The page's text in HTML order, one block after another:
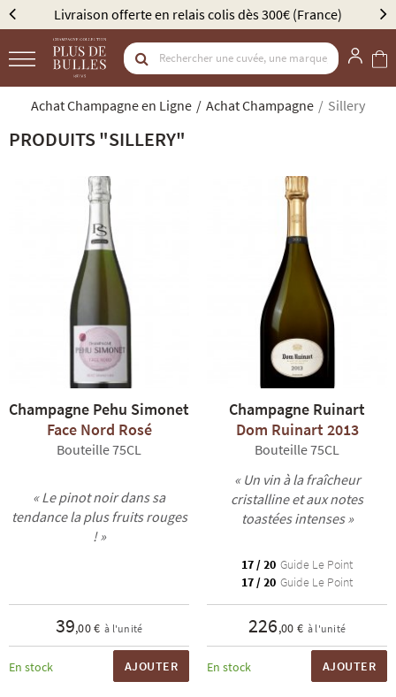
NOS COFFRETS DÉCOUVERTES
Élu Meilleur Caviste Champagne par Gault &
Achat Champagne en Ligne Achat Champagne Sillery
PRODUITS "SILLERY"
Champagne Pehu Simonet
Face Nord Rosé
Bouteille 75CL
« Le pinot noir dans sa
tendance la plus fruits rouges
! »
39,00 € à l'unité
En stock AJOUTER
Champagne Ruinart
Dom Ruinart 2013
Bouteille 75CL
« Un vin à la fraîcheur
cristalline et aux notes
toastées intenses »
17 / 20 Guide Le Point
17 / 20 Guide Le Point
226,00 € à l'unité
En stock AJOUTER